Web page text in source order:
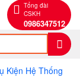
Tổng đài
CSKH
0986347512
Kiện Hệ Thống